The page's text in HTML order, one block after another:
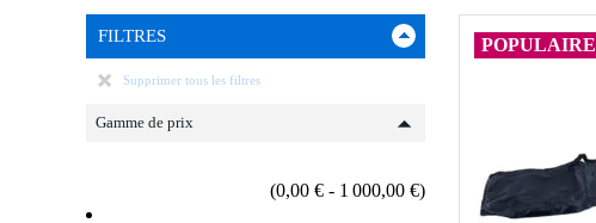
FILTRES
Supprimer tous les filtres
Gamme de prix
(0,00 € - 1 000,00 €)
POPULAIRE